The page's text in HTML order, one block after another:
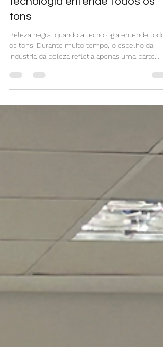
Beleza negra: quando a
tecnologia entende todos os
tons
Beleza negra: quando a tecnologia entende
indústria da beleza refletia apenas uma parte...